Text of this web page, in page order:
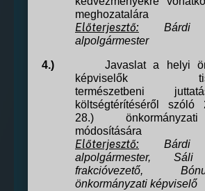
meghozatalára
Előterjesztő:
Bárdi
alpolgármester
4.)
Javaslat a helyi
képviselők
természetbeni
költségtérítéséről szóló
28.)
módosítására
Előterjesztő:
Bárdi
alpolgármester, Sáli
frakcióvezető,
önkormányzati képviselő